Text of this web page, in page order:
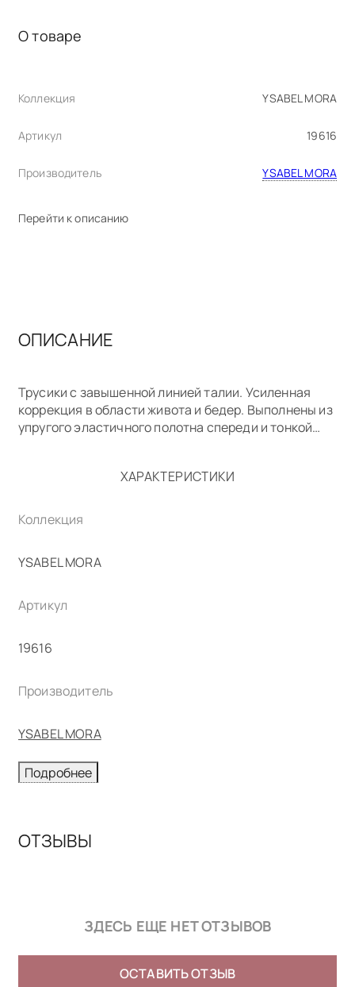
О товаре
Коллекция YSABEL MORA
Артикул 19616
Производитель YSABEL MORA
Перейти к описанию
ОПИСАНИЕ
Трусики с завышенной линией талии. Усиленная
коррекция в области живота и бедер. Выполнены из
упругого эластичного полотна спереди и тонкой
ХАРАКТЕРИСТИКИ
Коллекция
YSABEL MORA
Артикул
19616
Производитель
YSABEL MORA
Подробнее
ОТЗЫВЫ
ЗДЕСЬ ЕЩЕ НЕТ ОТЗЫВОВ
ОСТАВИТЬ ОТЗЫВ